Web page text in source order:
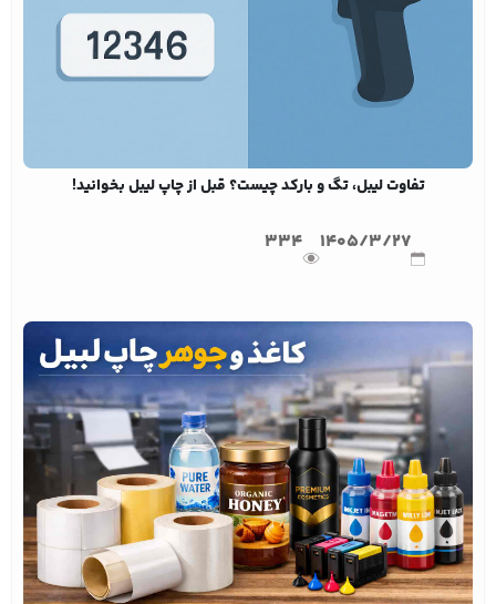
تفاوت لیبل، تگ و بارکد چیست؟ قبل از چاپ لیبل بخوانید!
1405/3/27
334